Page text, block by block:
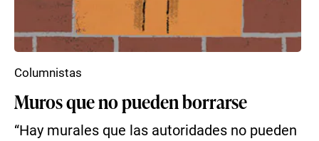
Muros que no pueden borrarse
“Hay murales que las autoridades no pueden
Columnistas